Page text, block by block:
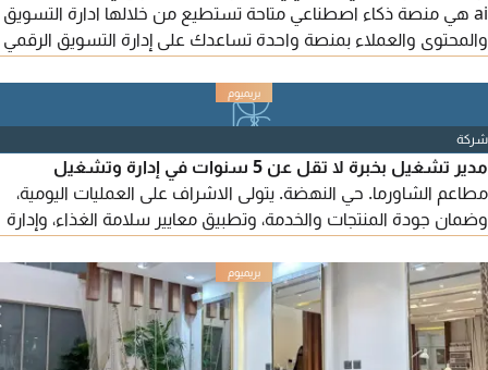
ai هي منصة ذكاء اصطناعي متاحة تستطيع من خلالها ادارة التسويق
والمحتوى والعملاء بمنصة واحدة تساعدك على إدارة التسويق الرقمي
الاصطناعي وعرض احصائيات متقدمة لكل حملة مع توصيات إدارة
ونشر وجدولة المحتوى التواصل الاجتماعي (تيك توك + انستجرام +
فيسبوك + يوتيوب + اكس + لينكد أن) في الملقا في الرياض
شركة
مدير تشغيل بخبرة لا تقل عن 5 سنوات في إدارة وتشغيل
مطاعم الشاورما. حي النهضة. يتولى الاشراف على العمليات اليومية،
وضمان جودة المنتجات والخدمة، وتطبيق معايير سلامة الغذاء، وإدارة
الأداء التشغيلي، وتقليل الهدر، وحل المشكلات بكفاءة. نأمل منكم
ارسال السير الذاتية عبر